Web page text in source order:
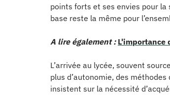
points forts et ses envies pour
base reste la même pour
A lire également : L'importance
L’arrivée au lycée, souvent
plus d’autonomie, des
insistent sur la nécessité